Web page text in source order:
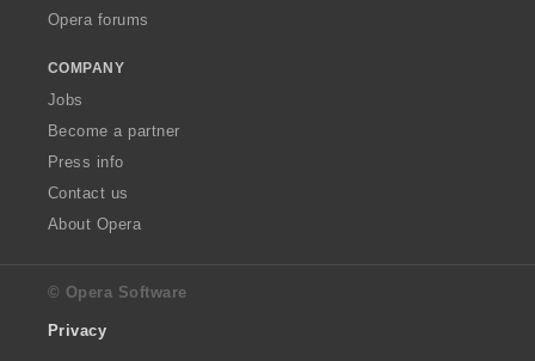
Opera forums
COMPANY
Jobs
Become a partner
Press info
Contact us
About Opera
© Opera Software
Privacy